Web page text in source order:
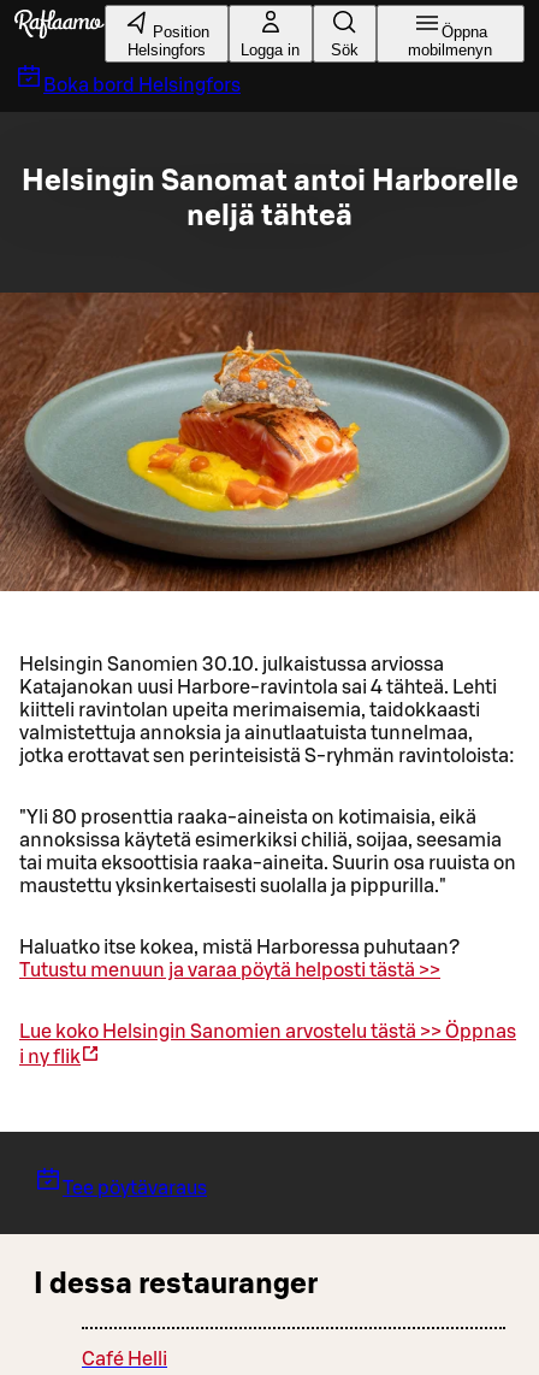
Gå till huvudinnehållet
Position
Helsingfors
Logga in Sök
Öppna
mobilmenyn
Boka bord Helsingfors
Helsingin Sanomat antoi Harborelle
neljä tähteä
Helsingin Sanomien 30.10. julkaistussa arviossa
Katajanokan uusi Harbore-ravintola sai 4 tähteä. Lehti
kiitteli ravintolan upeita merimaisemia, taidokkaasti
valmistettuja annoksia ja ainutlaatuista tunnelmaa,
jotka erottavat sen perinteisistä S-ryhmän ravintoloista:
"Yli 80 prosenttia raaka-aineista on kotimaisia, eikä
annoksissa käytetä esimerkiksi chiliä, soijaa, seesamia
tai muita eksoottisia raaka-aineita. Suurin osa ruuista on
maustettu yksinkertaisesti suolalla ja pippurilla."
Haluatko itse kokea, mistä Harboressa puhutaan?
Tutustu menuun ja varaa pöytä helposti tästä >>
Lue koko Helsingin Sanomien arvostelu tästä >>Öppnas
i ny flik
Tee pöytävaraus
I dessa restauranger
Café Helli